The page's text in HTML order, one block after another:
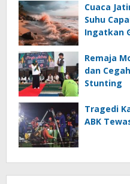
Cuaca
Suhu
Ingatkan
Remaja
dan
Stunting
Tragedi
ABK